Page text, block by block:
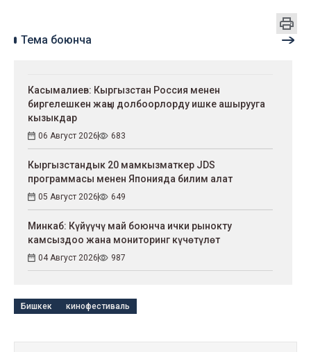
Тема боюнча
Касымалиев: Кыргызстан Россия менен
биргелешкен жаңы долбоорлорду ишке ашырууга
кызыкдар
06 Август 2026 683
Кыргызстандык 20 мамкызматкер JDS
программасы менен Японияда билим алат
05 Август 2026 649
Минкаб: Күйүүчү май боюнча ички рынокту
камсыздоо жана мониторинг күчөтүлөт
04 Август 2026 987
Бишкек кинофестиваль